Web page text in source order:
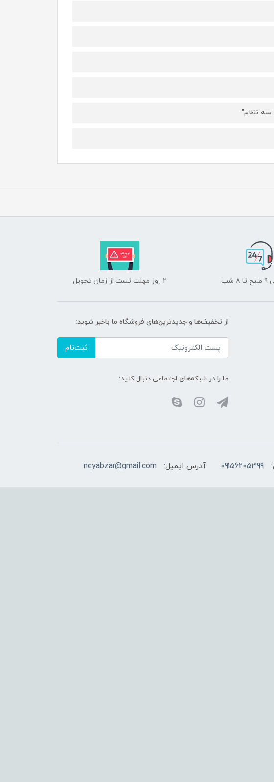
سه نظام"
شب 2 روز مهلت تست از زمان تحویل
از تخفیف‌ها و جدیدترین‌های فروشگاه ما باخبر شوید:
ثبت‌نام
ما را در شبکه‌های اجتماعی دنبال کنید:
09156205399 آدرس ایمیل: neyabzar@gmail.com